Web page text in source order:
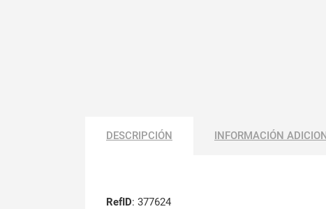
DESCRIPCIÓN INFORMACIÓN
RefID: 377624